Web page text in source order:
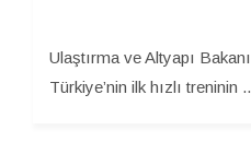
Ulaştırma ve Altyapı
Türkiye’nin ilk hızlı treninin